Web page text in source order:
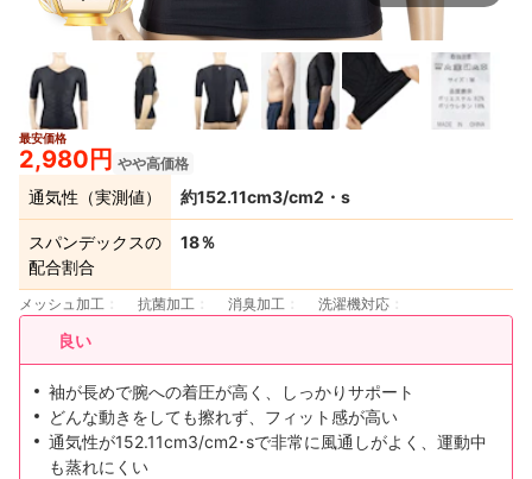
最安価格
2,980円 やや高価格
通気性（実測値） 約152.11cm3/cm2・s
スパンデックスの
配合割合
18％
メッシュ加工 抗菌加工 消臭加工 洗濯機対応
良い
袖が長めで腕への着圧が高く、しっかりサポート
どんな動きをしても擦れず、フィット感が高い
通気性が152.11cm3/cm2･sで非常に風通しがよく、運動中
も蒸れにくい